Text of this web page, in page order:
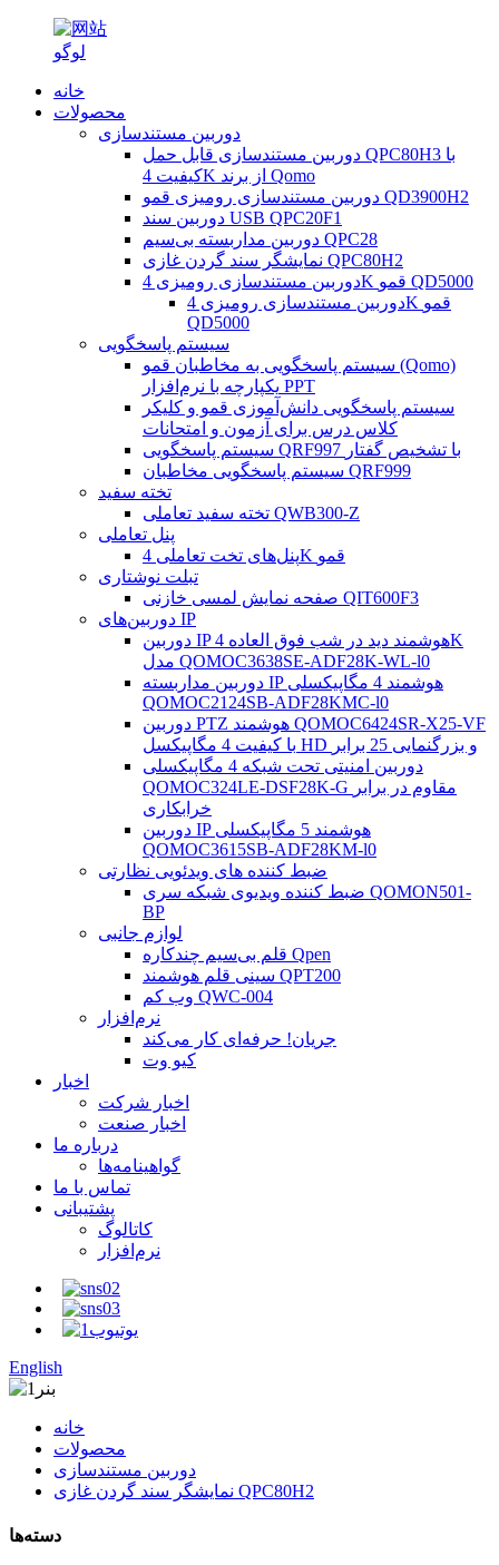
خانه
محصولات
دوربین مستندسازی
دوربین مستندسازی قابل حمل QPC80H3 با
کیفیت 4K از برند Qomo
دوربین مستندسازی رومیزی قمو QD3900H2
دوربین سند USB QPC20F1
دوربین مداربسته بی‌سیم QPC28
نمایشگر سند گردن غازی QPC80H2
دوربین مستندسازی رومیزی 4K قمو QD5000
دوربین مستندسازی رومیزی 4K قمو
QD5000
سیستم پاسخگویی
سیستم پاسخگویی به مخاطبان قمو (Qomo)
یکپارچه با نرم‌افزار PPT
سیستم پاسخگویی دانش‌آموزی قمو و کلیکر
کلاس درس برای آزمون و امتحانات
سیستم پاسخگویی QRF997 با تشخیص گفتار
سیستم پاسخگویی مخاطبان QRF999
تخته سفید
تخته سفید تعاملی QWB300-Z
پنل تعاملی
پنل‌های تخت تعاملی 4K قمو
تبلت نوشتاری
صفحه نمایش لمسی خازنی QIT600F3
دوربین‌های IP
دوربین IP هوشمند دید در شب فوق العاده 4K
مدل QOMOC3638SE-ADF28K-WL-l0
دوربین مداربسته IP هوشمند 4 مگاپیکسلی
QOMOC2124SB-ADF28KMC-l0
دوربین PTZ هوشمند QOMOC6424SR-X25-VF
با کیفیت 4 مگاپیکسل HD و بزرگنمایی 25 برابر
دوربین امنیتی تحت شبکه 4 مگاپیکسلی
QOMOC324LE-DSF28K-G مقاوم در برابر
خرابکاری
دوربین IP هوشمند 5 مگاپیکسلی
QOMOC3615SB-ADF28KM-l0
ضبط کننده های ویدئویی نظارتی
ضبط کننده ویدیوی شبکه سری QOMON501-
BP
لوازم جانبی
قلم بی‌سیم چندکاره Qpen
سینی قلم هوشمند QPT200
وب کم QWC-004
نرم‌افزار
جریان! حرفه‌ای کار می‌کند
کیو وت
اخبار
اخبار شرکت
اخبار صنعت
درباره ما
گواهینامه‌ها
تماس با ما
پشتیبانی
کاتالوگ
نرم‌افزار
English
خانه
محصولات
دوربین مستندسازی
نمایشگر سند گردن غازی QPC80H2
دسته‌ها